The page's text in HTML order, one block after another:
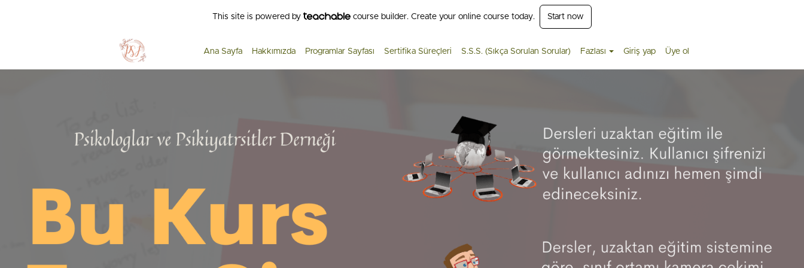
This site is powered by course builder. Create your online course today. Start now
Ana Sayfa Hakkımızda Programlar Sayfası Sertifika Süreçleri S.S.S. (Sıkça Sorulan Sorular) Fazlası Giriş yap Üye ol